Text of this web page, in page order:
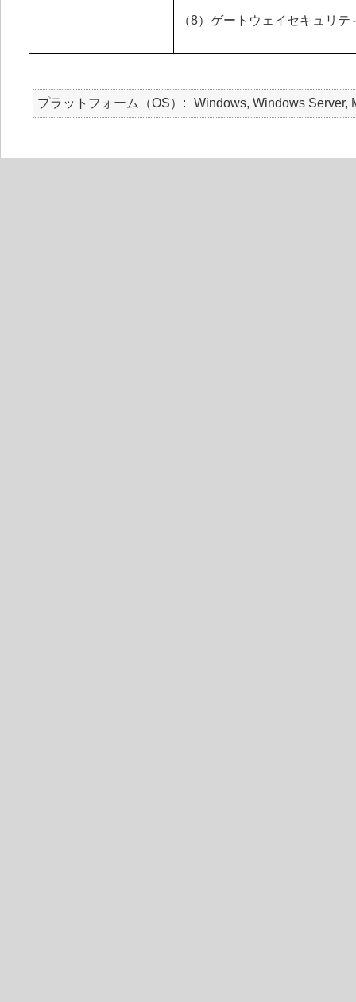
（8）ゲートウェイセキュリテ
プラットフォーム（OS） Windows, Windows Server,